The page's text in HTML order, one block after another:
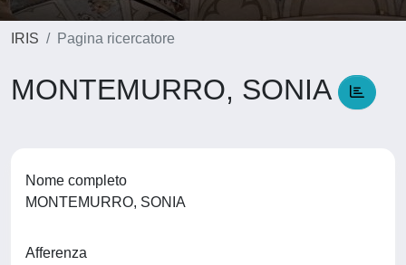
IRIS Pagina ricercatore
MONTEMURRO, SONIA
Nome completo
MONTEMURRO, SONIA
Afferenza